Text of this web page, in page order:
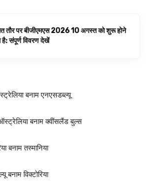
तौर पर बीजीएमएस 2026 10 अगस्त को शुरू होने
है: संपूर्ण विवरण देखें
बनाम एनएसडब्ल्यू
बनाम क्वींसलैंड बुल्स
बनाम तस्मानिया
विक्टोरिया